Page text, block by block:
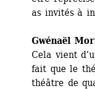
as invités à
Gwénaël
Cela vient
fait que le
théâtre de